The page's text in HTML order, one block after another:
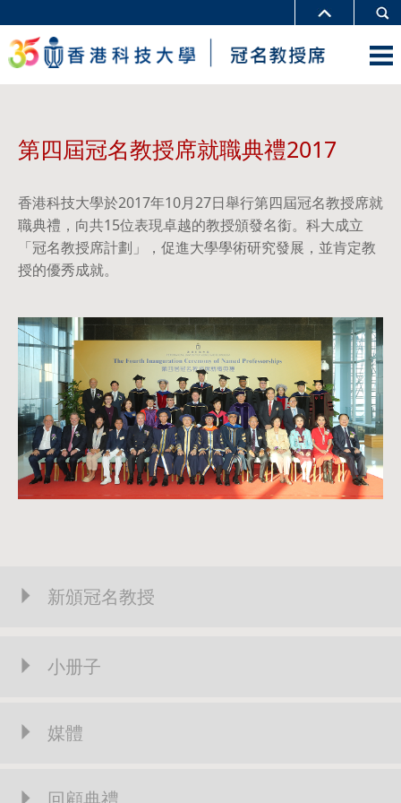
第四屆冠名教授席就職典禮2017
香港科技大學於2017年10月27日舉行第四屆冠名教授席就
職典禮，向共15位表現卓越的教授頒發名銜。科大成立
「冠名教授席計劃」，促進大學學術研究發展，並肯定教
授的優秀成就。
新頒冠名教授
小册子
媒體